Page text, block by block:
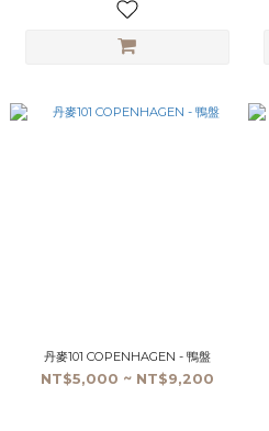
丹麥101 COPENHAGEN - 鴨盤
NT$5,000 ~ NT$9,200